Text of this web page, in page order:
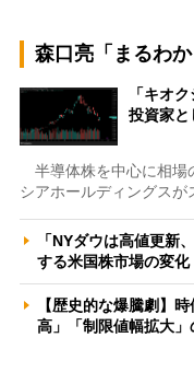
森口亮「まるわか
「キオ
投資家
半導体株を中心に相場
シアホールディングスが
「NYダウは高値更新
する米国株市場の変
【歴史的な爆騰劇】
高」「制限値幅拡大